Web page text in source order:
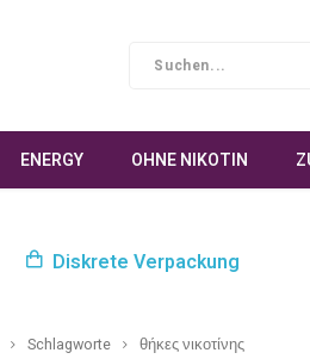
ENERGY OHNE NIKOTIN
Diskrete Verpackung
Schlagworte θήκες νικοτίνης